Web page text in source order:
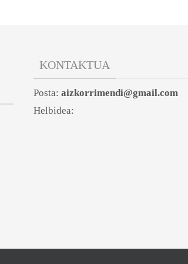
KONTAKTUA
Posta: aizkorrimendi@gmail.com
Helbidea: